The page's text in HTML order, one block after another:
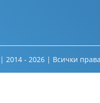
2014 - 2026 | Всички